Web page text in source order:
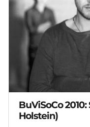
BuViSoCo
Holstein)